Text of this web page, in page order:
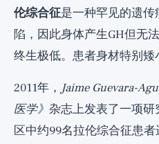
伦综合征是一种罕见的遗
陷，因此身体产生GH但无
终生极低。患者身材特别矮
2011年， Jaime Guevara-
医学》 杂志上发表了一项
区中约99名拉伦综合征患者